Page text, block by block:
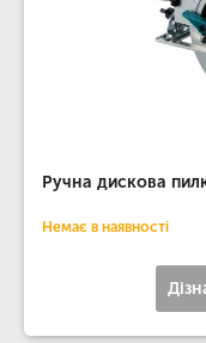
Ручна дискова
Немає в наявності